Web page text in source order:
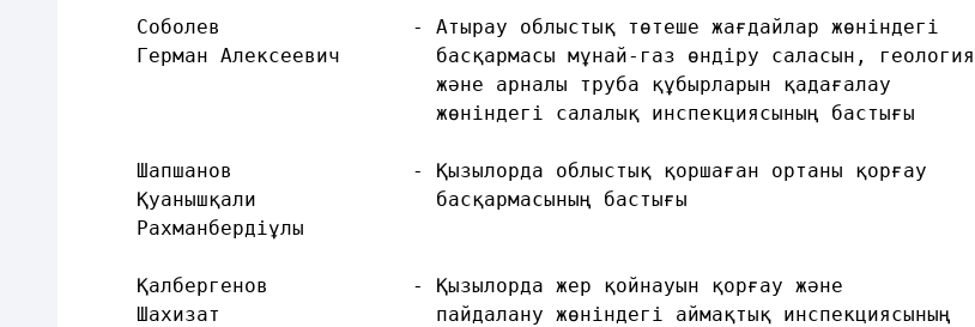
Соболев                - Атырау облыстық төтеше жағдайлар жөніндегі
Герман Алексеевич        басқармасы мұнай-газ өндіру саласын, геология
және арналы труба құбырларын қадағалау
жөніндегі салалық инспекциясының бастығы
Шапшанов               - Қызылорда облыстық қоршаған ортаны қорғау
Қуанышқали               басқармасының бастығы
Рахманбердіұлы
Қалбергенов            - Қызылорда жер қойнауын қорғау және
Шахизат                  пайдалану жөніндегі аймақтық инспекциясының